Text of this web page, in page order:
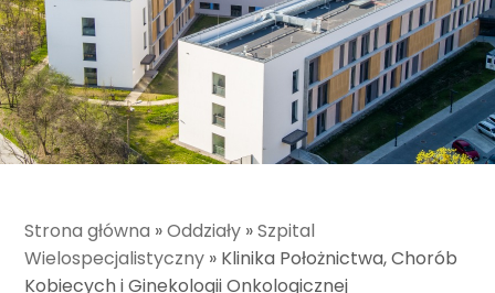
Strona główna »Oddziały »Szpital
Wielospecjalistyczny » Klinika Położnictwa, Chorób
Kobiecych i Ginekologii Onkologicznej